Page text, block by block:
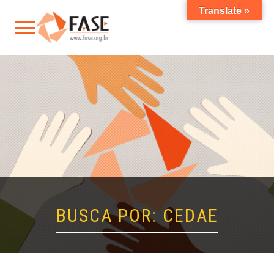
BUSCA POR: CEDAE
Translate »